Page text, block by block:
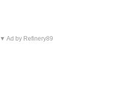
▼ Ad by Refinery89